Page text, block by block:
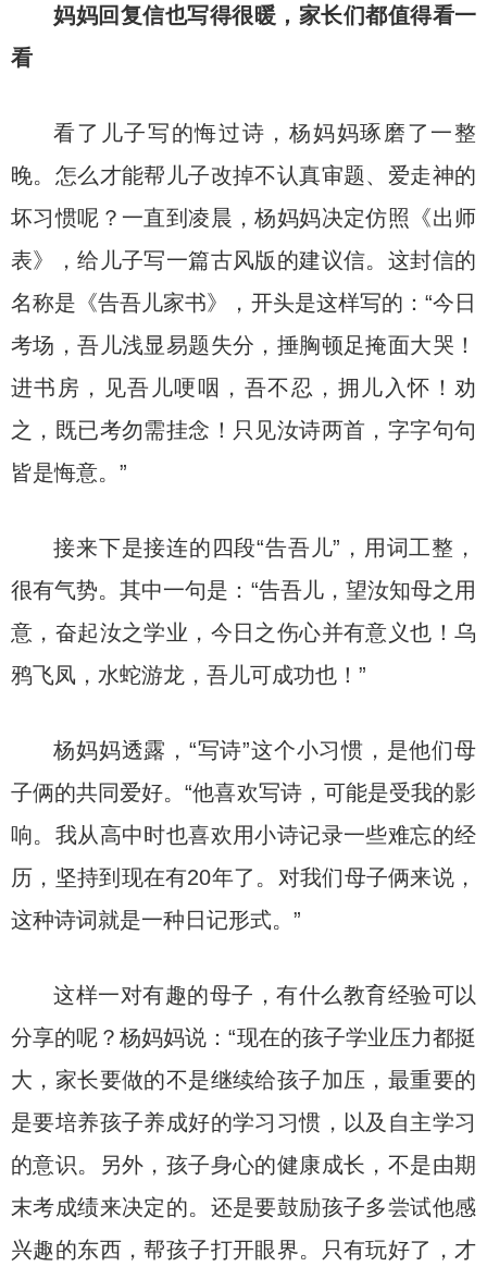
妈妈回复信也写得很暖， 家长们都值得看一
看
看了儿子写的悔过诗，杨妈妈琢磨了一整
晚。怎么才能帮儿子改掉不认真审题、爱走神的
坏习惯呢？一直到凌晨，杨妈妈决定仿照《出师
表》，给儿子写一篇古风版的建议信。这封信的
名称是《告吾儿家书》，开头是这样写的：“今日
考场，吾儿浅显易题失分，捶胸顿足掩面大哭！
进书房，见吾儿哽咽，吾不忍，拥儿入怀！劝
之，既已考勿需挂念！只见汝诗两首，字字句句
皆是悔意。”
接来下是接连的四段“告吾儿”，用词工整，
很有气势。其中一句是：“告吾儿，望汝知母之用
意，奋起汝之学业，今日之伤心并有意义也！乌
鸦飞凤，水蛇游龙，吾儿可成功也！”
杨妈妈透露，“写诗”这个小习惯，是他们母
子俩的共同爱好。“他喜欢写诗，可能是受我的影
响。我从高中时也喜欢用小诗记录一些难忘的经
历，坚持到现在有20年了。对我们母子俩来说，
这种诗词就是一种日记形式。”
这样一对有趣的母子，有什么教育经验可以
分享的呢？杨妈妈说：“现在的孩子学业压力都挺
大，家长要做的不是继续给孩子加压，最重要的
是要培养孩子养成好的学习习惯，以及自主学习
的意识。另外，孩子身心的健康成长，不是由期
末考成绩来决定的。还是要鼓励孩子多尝试他感
兴趣的东西，帮孩子打开眼界。只有玩好了，才